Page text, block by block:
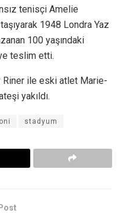
tenisçi Amelie
1948 Londra Yaz
100 yaşındaki
teslim etti.
Riner ile eski atlet Marie-
yakıldı.
stadyum